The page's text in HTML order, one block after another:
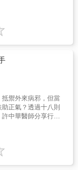
負責把髒東西排出
孕婦、體質虛弱者
氣。 膽氣不
還可能出現肩頸緊
、體質虛弱者不
找腎經 腎臟是
《黃帝內經》：
，最好
點——湧泉穴， 據
手太陰經對
足陽明經對
臟腑， 循經自
不入。
人體的「共振」場
施予針灸或按摩，
復系統。本書詳細
有人論及的、與人
結合《黃帝內經》
人體最佳內環境。
一年的病患，經吳
極黃金分割、共振
與方法治療之後，
甚至還能回到工作
相應的太極黃金分
這些有效治療的經
自我操作，並能有
奇醫師利用「天人
內環境。「太極黃
球的大太極場跟人
生一個巨大的扶正
24點，面對太陽。
太極和天地太極的
按摩（或針灸）相
奇醫師在1992年發
新穴位「項背
灣區很多針灸醫師
。《黃帝內經》
就是「法天則
時辰，在不同時
十二經絡氣化旺衰
施予針灸或按摩，
復系統。本書詳細
禦外來病邪，但當
正氣？透過十八則
中華醫師分享行醫
超過六十萬人次的
病例中體悟：中醫
撐患者走過難關的